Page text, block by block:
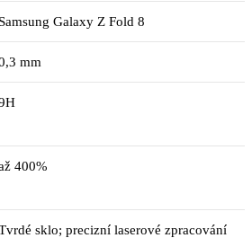
Samsung Galaxy Z Fold 8
mm
400%
sklo; precizní laserové zpracování